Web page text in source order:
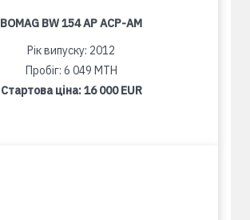
BOMAG BW 154 AP ACP-AM
Рік випуску: 2012
Пробіг: 6 049 MTH
Стартова ціна:16 000 EUR